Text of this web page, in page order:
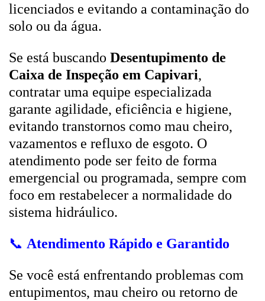
licenciados e evitando a contaminação do
solo ou da água.
Se está buscando Desentupimento de
Caixa de Inspeção em Capivari,
contratar uma equipe especializada
garante agilidade, eficiência e higiene,
evitando transtornos como mau cheiro,
vazamentos e refluxo de esgoto. O
atendimento pode ser feito de forma
emergencial ou programada, sempre com
foco em restabelecer a normalidade do
sistema hidráulico.
📞 Atendimento Rápido e Garantido
Se você está enfrentando problemas com
entupimentos, mau cheiro ou retorno de